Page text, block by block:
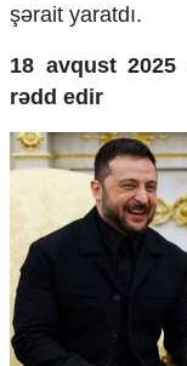
şərait yaratdı.
18 avqust 2025
rədd edir